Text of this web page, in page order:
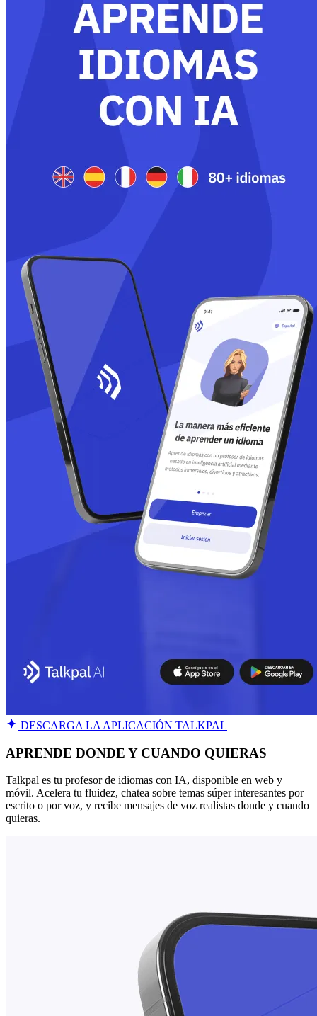
DESCARGA LA APLICACIÓN TALKPAL
APRENDE DONDE Y CUANDO QUIERAS
Talkpal es tu profesor de idiomas con IA, disponible en web y
móvil. Acelera tu fluidez, chatea sobre temas súper interesantes por
escrito o por voz, y recibe mensajes de voz realistas donde y cuando
quieras.